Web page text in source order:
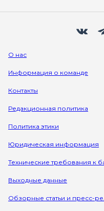
О нас
Информация о команде
Контакты
Редакционная политика
Политика этики
Юридическая информация
Технические требования к
Выходные данные
Обзорные статьи и пресс-